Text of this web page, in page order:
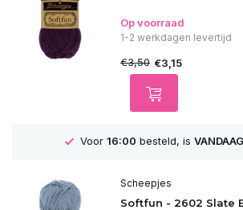
Op voorraad
1-2 werkdagen levertijd
€3,50 €3,15
GRATISVerzending
Scheepjes
Softfun - 2602 Slate